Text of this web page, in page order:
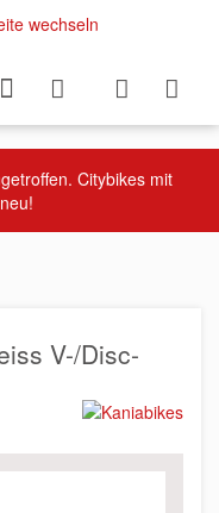
Citybikes mit
V-/Disc-